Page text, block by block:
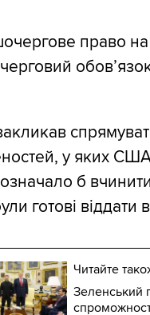
право
у яких
б
готові віддати
Читайте